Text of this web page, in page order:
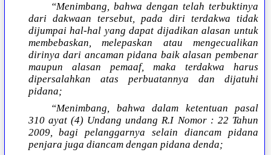
“Menimbang, bahwa dengan telah terbuktinya
dari dakwaan tersebut, pada diri terdakwa tidak
dijumpai hal-hal yang dapat dijadikan alasan untuk
membebaskan, melepaskan atau mengecualikan
dirinya dari ancaman pidana baik alasan pembenar
maupun alasan pemaaf, maka terdakwa harus
dipersalahkan atas perbuatannya dan dijatuhi
pidana;
“Menimbang, bahwa dalam ketentuan pasal
310 ayat (4) Undang undang R.I Nomor : 22 Tahun
2009, bagi pelanggarnya selain diancam pidana
penjara juga diancam dengan pidana denda;